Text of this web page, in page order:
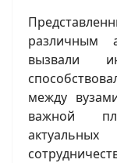
различным
вызвали
между
важной